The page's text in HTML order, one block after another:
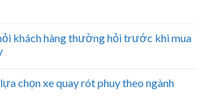
khách hàng thường hỏi trước khi mua
chọn xe quay rót phuy theo ngành